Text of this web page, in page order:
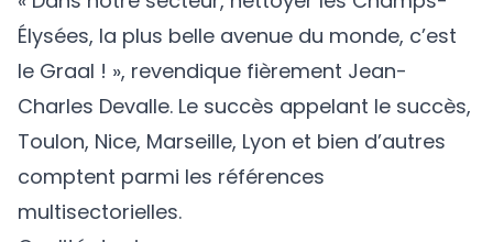
Élysées, la plus belle avenue du monde, c’est
le Graal ! », revendique fièrement Jean-
Charles Devalle. Le succès appelant le succès,
Toulon, Nice, Marseille, Lyon et bien d’autres
comptent parmi les références
multisectorielles.